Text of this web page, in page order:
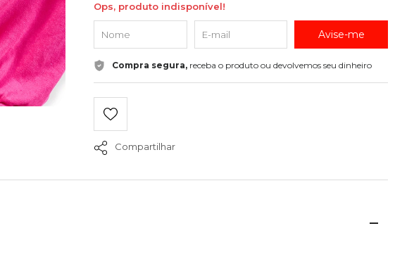
Ops, produto indisponível!
Avise-me
Compra segura, receba o produto ou devolvemos seu dinheiro
Compartilhar